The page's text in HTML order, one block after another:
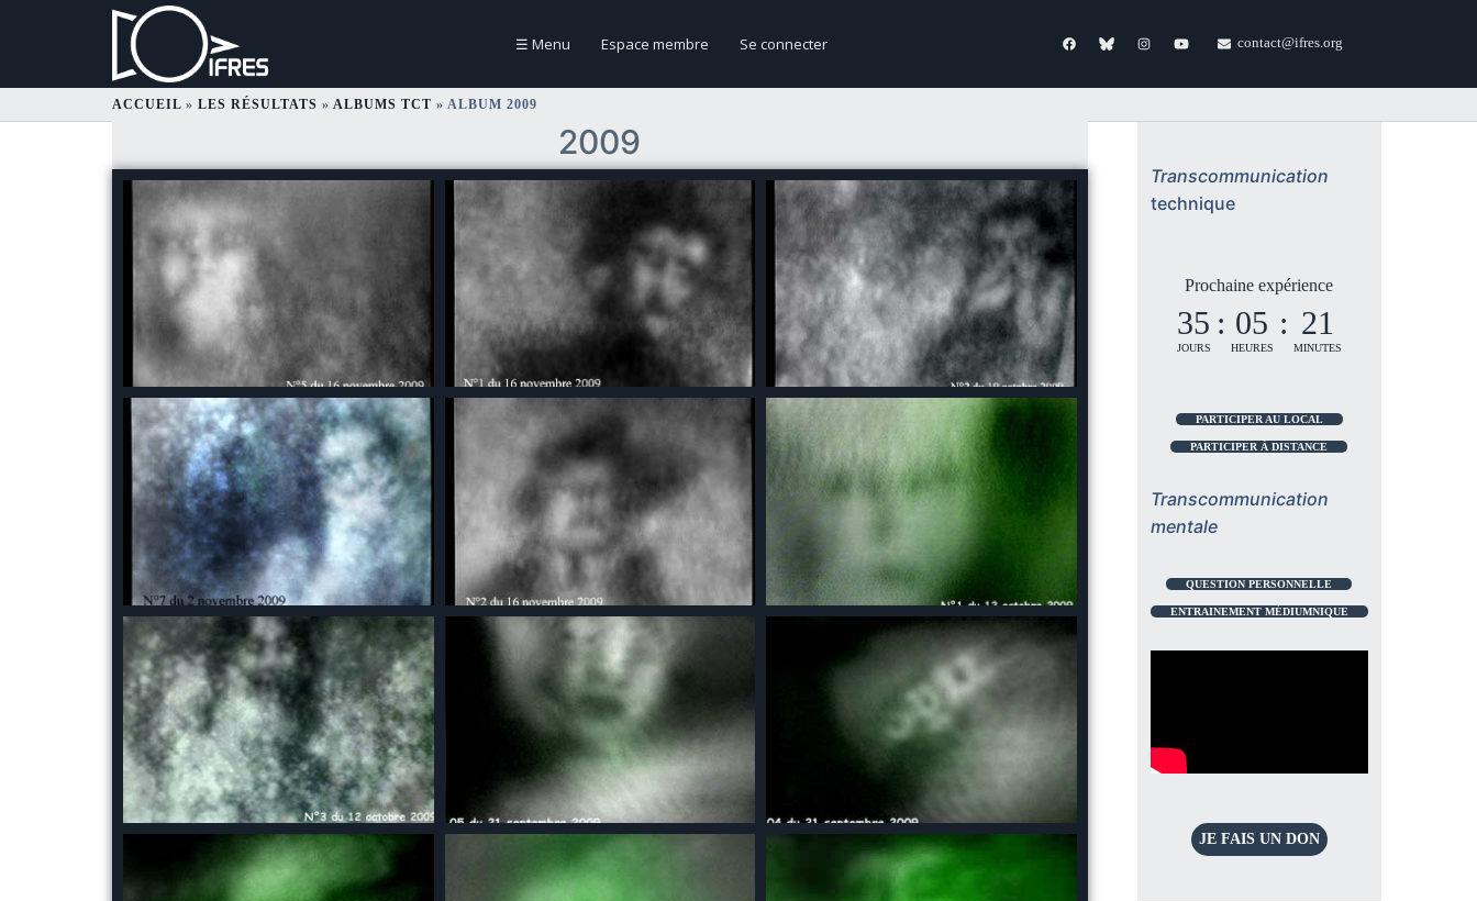
☰ Menu Espace membre Se connecter contact@ifres.org
ACCUEIL » LES RÉSULTATS » ALBUMS TCT » ALBUM 2009
Album 2009 2009
Transcommunication
technique
Prochaine expérience
35
JOURS
: 05
HEURES
: 21
MINUTES
PARTICIPER AU LOCAL
PARTICIPER À DISTANCE
Transcommunication
mentale
QUESTION PERSONNELLE
ENTRAINEMENT MÉDIUMNIQUE
JE FAIS UN DON